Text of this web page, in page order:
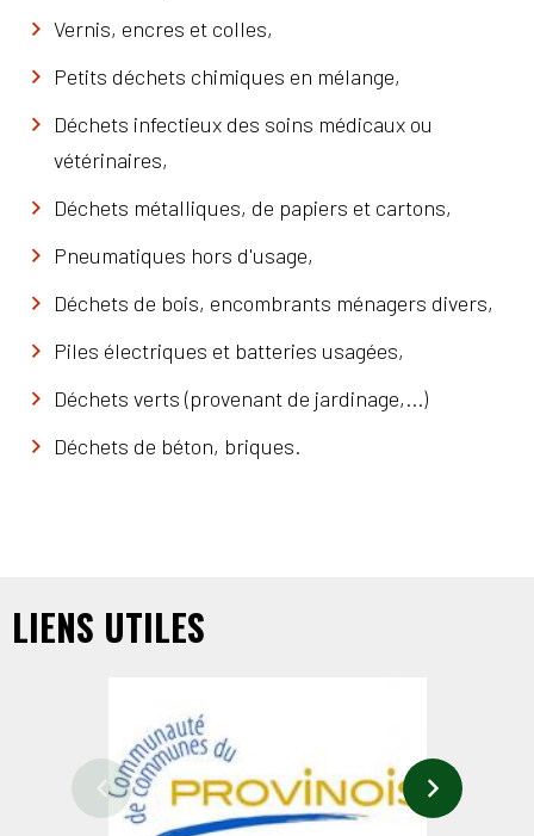
Vernis, encres et colles,
Petits déchets chimiques en mélange,
Déchets infectieux des soins médicaux ou
vétérinaires,
Déchets métalliques, de papiers et cartons,
Pneumatiques hors d'usage,
Déchets de bois, encombrants ménagers divers,
Piles électriques et batteries usagées,
Déchets verts (provenant de jardinage,...)
Déchets de béton, briques.
LIENS UTILES